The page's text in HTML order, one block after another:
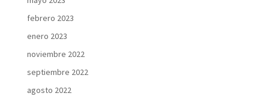
febrero 2023
enero 2023
noviembre 2022
septiembre 2022
agosto 2022